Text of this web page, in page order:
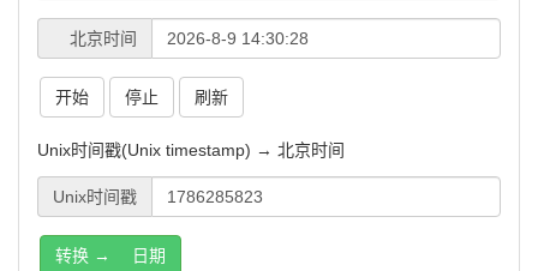
北京时间
开始 停止 刷新
Unix时间戳(Unix timestamp) → 北京时间
Unix时间戳
转换 → 日期